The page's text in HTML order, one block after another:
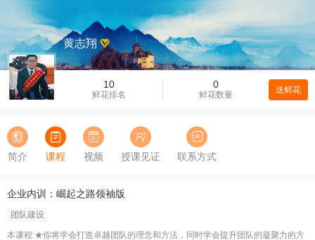
10
鲜花排名
0
鲜花数量 送鲜花
黄志翔
简介 课程 视频 授课见证 联系方式
企业内训：崛起之路领袖版
团队建设
本课程:★你将学会打造卓越团队的理念和方法，同时学会提升团队的凝聚力的方